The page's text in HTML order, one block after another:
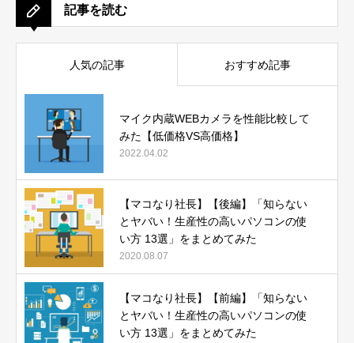
記事を読む
人気の記事 おすすめ記事
マイク内蔵WEBカメラを性能比較して
みた【低価格VS高価格】
2022.04.02
【マコなり社長】【後編】「知らない
とヤバい！生産性の高いパソコンの使
い方 13選」をまとめてみた
2020.08.07
【マコなり社長】【前編】「知らない
とヤバい！生産性の高いパソコンの使
い方 13選」をまとめてみた